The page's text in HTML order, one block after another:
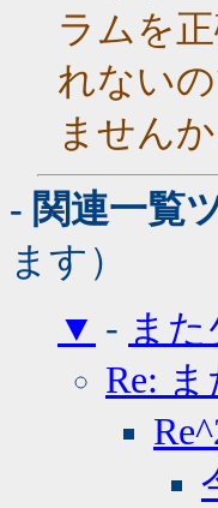
ラムを
れない
ませんか
- 関連一覧
ます）
▼ - ま
Re: